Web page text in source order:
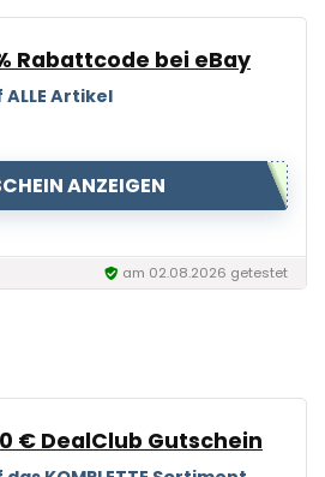
Rabattcode bei eBay
ALLE Artikel
ANZEIGEN
am 02.08.2026 getestet
€ DealClub Gutschein